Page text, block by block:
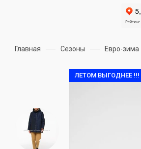
Главная Сезоны Евро-зима
ЛЕТОМ ВЫГОДНЕЕ !!!